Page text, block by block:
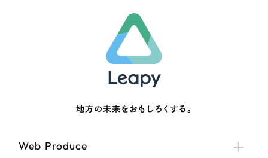
地方の未来をおもしろくする。
Web Produce